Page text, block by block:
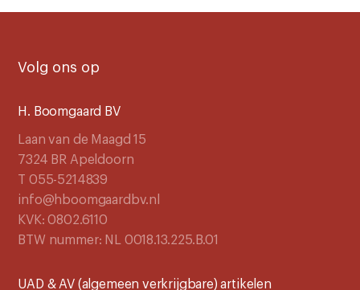
Volg ons op
H. Boomgaard BV
Laan van de Maagd 15
7324 BR Apeldoorn
T 055-5214839
info@hboomgaardbv.nl
KVK: 0802.6110
BTW nummer: NL 0018.13.225.B.01
UAD & AV (algemeen verkrijgbare) artikelen